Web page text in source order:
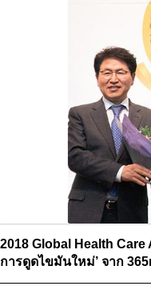
2018 Global Health Care
การดูดไขมันใหม่’ จาก